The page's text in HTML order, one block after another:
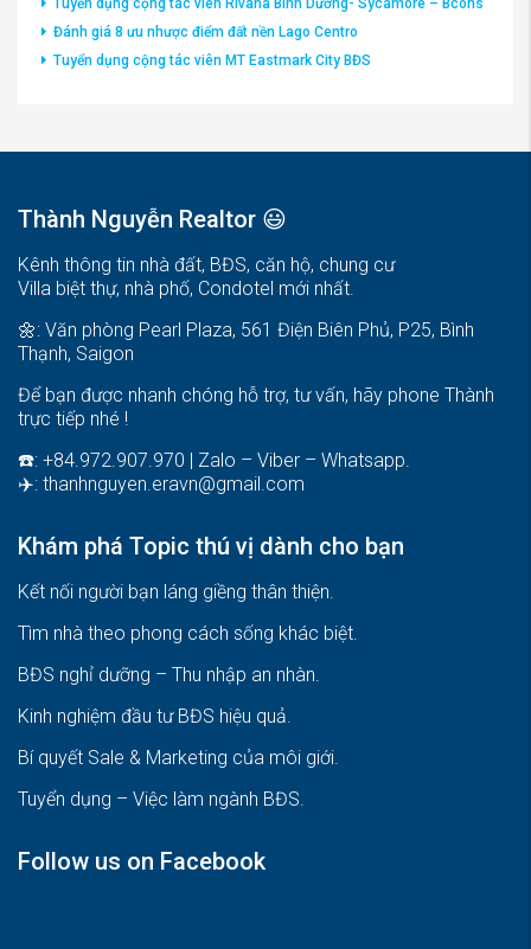
Tuyển dụng cộng tác viên Rivana Bình Dương- Sycamore – Bcons
Đánh giá 8 ưu nhược điểm đất nền Lago Centro
Tuyển dụng cộng tác viên MT Eastmark City BĐS
Thành Nguyễn Realtor 😃
Kênh thông tin nhà đất, BĐS, căn hộ, chung cư
Villa biệt thự, nhà phố, Condotel mới nhất.
🌼: Văn phòng Pearl Plaza, 561 Điện Biên Phủ, P25, Bình
Thạnh, Saigon
Để bạn được nhanh chóng hỗ trợ, tư vấn, hãy phone Thành
trực tiếp nhé !
☎️: +84.972.907.970 | Zalo – Viber – Whatsapp.
✈️: thanhnguyen.eravn@gmail.com
Khám phá Topic thú vị dành cho bạn
Kết nối người bạn láng giềng thân thiện.
Tìm nhà theo phong cách sống khác biệt.
BĐS nghỉ dưỡng – Thu nhập an nhàn.
Kinh nghiệm đầu tư BĐS hiệu quả.
Bí quyết Sale & Marketing của môi giới.
Tuyển dụng – Việc làm ngành BĐS.
Follow us on Facebook